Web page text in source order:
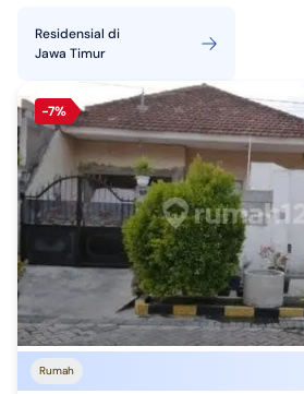
Residensial di
Jawa Timur
-7%
Rumah